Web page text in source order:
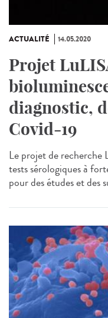
ACTUALITÉ 14.05.2020
Projet
diagnostic,
Covid-19
Le projet de recherche
tests sérologiques à
pour des études et des